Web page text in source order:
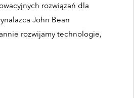
rozwiązań dla
John Bean
rozwijamy technologie,